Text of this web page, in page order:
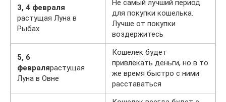
3, 4 февраля
растущая Луна в
Рыбах
Не самый лучший период
для покупки кошелька.
Лучше от покупки
воздержитесь
5, 6
февралярастущая
Луна в Овне
Кошелек будет
привлекать деньги, но в то
же время быстро с ними
расставаться